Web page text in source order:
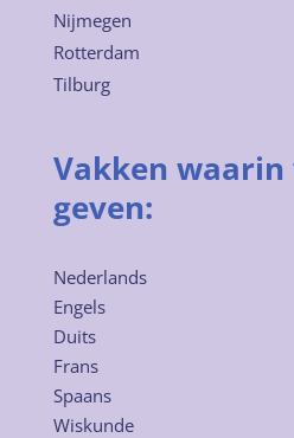
Nijmegen
Rotterdam
Tilburg
Vakken
geven:
Nederlands
Engels
Duits
Frans
Spaans
Wiskunde